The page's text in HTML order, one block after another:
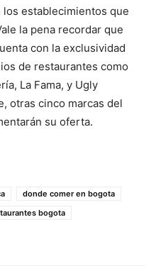
establecimientos que
la pena recordar que
con la exclusividad
de restaurantes como
La Fama, y Ugly
otras cinco marcas del
su oferta.
donde comer en bogota
bogota